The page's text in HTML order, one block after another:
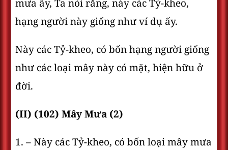
mưa ấy, Ta nói rằng, này các Tỷ-kheo,
hạng người này giống như ví dụ ấy.
Này các Tỷ-kheo, có bốn hạng người giống
như các loại mây này có mặt, hiện hữu ở
đời.
(II) (102) Mây Mưa (2)
1. – Này các Tỷ-kheo, có bốn loại mây mưa